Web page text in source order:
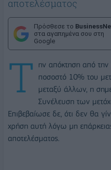
αποτελέσματος
Πρόσθεσε το
στα αγαπημένα σου στη
Google
Τ
ην απόκτηση από την
ποσοστό 10% του
μεταξύ άλλων, η
Συνέλευση των
Επιβεβαίωσε δε, ότι δεν θα
χρήση αυτή λόγω μη
αποτελέσματος.